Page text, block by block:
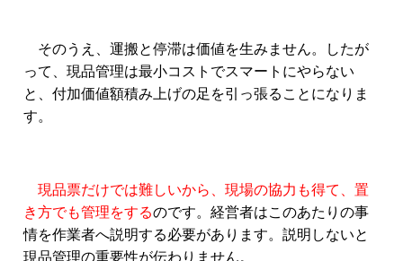
そのうえ、運搬と停滞は価値を生みません。したが
って、現品管理は最小コストでスマートにやらない
と、付加価値額積み上げの足を引っ張ることになりま
す。
現品票だけでは難しいから、現場の協力も得て、置
き方でも管理をするのです。経営者はこのあたりの事
情を作業者へ説明する必要があります。説明しないと
現品管理の重要性が伝わりません。